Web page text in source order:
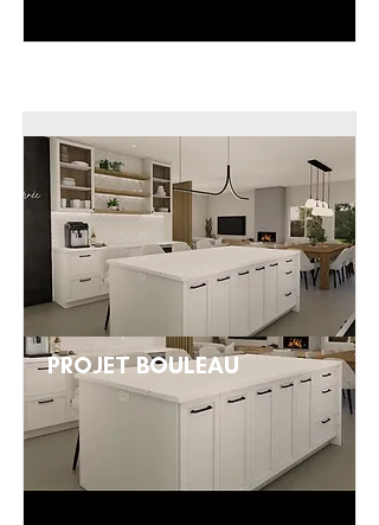
PROJET BOULEAU